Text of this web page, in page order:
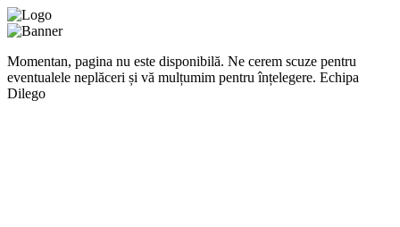
Momentan, pagina nu este disponibilă. Ne cerem scuze pentru
eventualele neplăceri și vă mulțumim pentru înțelegere. Echipa
Dilego